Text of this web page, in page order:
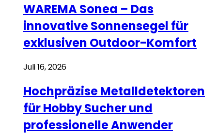
WAREMA Sonea – Das
innovative Sonnensegel für
exklusiven Outdoor-Komfort
Juli 16, 2026
Hochpräzise Metalldetektoren
für Hobby Sucher und
professionelle Anwender